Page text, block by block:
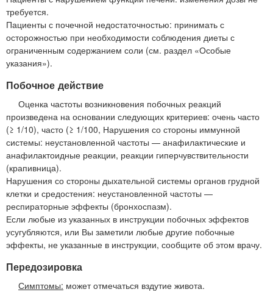
требуется.
Пациенты с почечной недостаточностью: принимать с
осторожностью при необходимости соблюдения диеты с
ограниченным содержанием соли (см. раздел «Особые
указания»).
Побочное действие
Оценка частоты возникновения побочных реакций
произведена на основании следующих критериев: очень часто
(≥ 1/10), часто (≥ 1/100, Нарушения со стороны иммунной
системы: неустановленной частоты — анафилактические и
анафилактоидные реакции, реакции гиперчувствительности
(крапивница).
Нарушения со стороны дыхательной системы органов грудной
клетки и средостения: неустановленной частоты —
респираторные эффекты (бронхоспазм).
Если любые из указанных в инструкции побочных эффектов
усугубляются, или Вы заметили любые другие побочные
эффекты, не указанные в инструкции, сообщите об этом врачу.
Передозировка
Симптомы: может отмечаться вздутие живота.